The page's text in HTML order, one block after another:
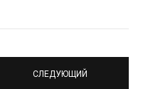
СЛЕДУЮЩИЙ